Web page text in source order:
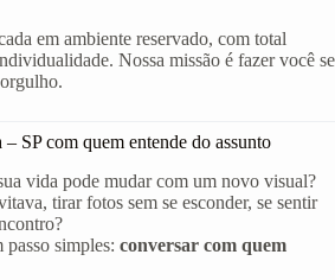
em ambiente reservado, com total
Nossa missão é fazer você se
SP com quem entende do assunto
vida pode mudar com um novo visual?
tirar fotos sem se esconder, se sentir
simples: conversar com quem